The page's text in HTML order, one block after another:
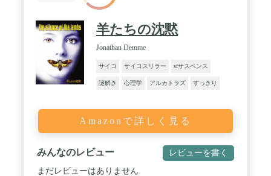
羊たちの沈黙
Jonathan Demme
サイコ サイコスリラー sfサスペンス
謎解き 心理学 アルカトラズ すっきり
Amazonで詳しく見る
みんなのレビュー レビューを書く
まだレビューはありません